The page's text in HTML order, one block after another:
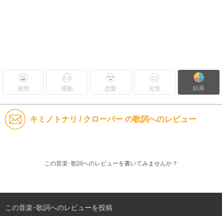
友情 感動 恋愛 元気 結果
キミノトナリ / クローバー の歌詞へのレビュー
この音楽･歌詞へのレビューを書いてみませんか？
この音楽･歌詞へのレビューを投稿